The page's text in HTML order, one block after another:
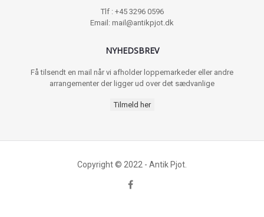
Tlf : +45 3296 0596
Email: mail@antikpjot.dk
NYHEDSBREV
Få tilsendt en mail når vi afholder loppemarkeder eller andre
arrangementer der ligger ud over det sædvanlige
Tilmeld her
Copyright © 2022 - Antik Pjot.